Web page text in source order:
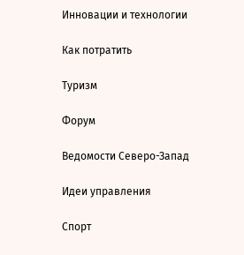
Инновации и технологии
Как потратить
Туризм
Форум
Ведомости Северо-Запад
Идеи управления
Спорт